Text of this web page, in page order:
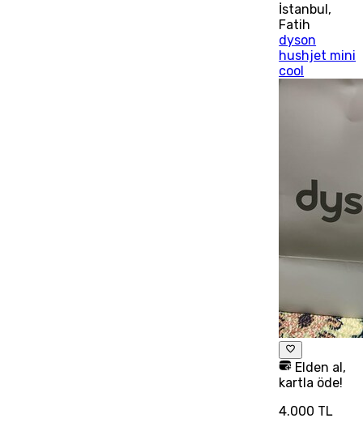
İstanbul,
Fatih
dyson
hushjet mini
cool
Elden al,
kartla öde!
4.000 TL